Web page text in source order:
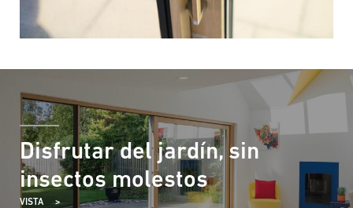
Disfrutar del jardín, sin
insectos molestos
VISTA